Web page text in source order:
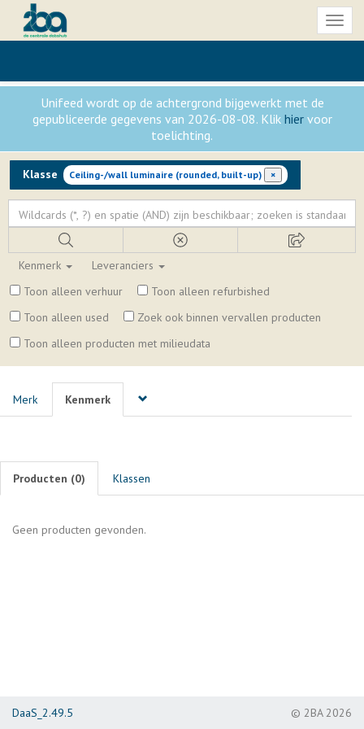
Unifeed wordt op de achtergrond bijgewerkt met de
gepubliceerde gegevens van 2026-08-08. Klik hiervoor
toelichting.
Klasse Ceiling-/wall luminaire (rounded, built-up) ×
Kenmerk
Leveranciers
Toon alleen verhuur
Toon alleen refurbished
Toon alleen used
Zoek ook binnen vervallen producten
Toon alleen producten met milieudata
Merk Kenmerk
Producten (0) Klassen
Geen producten gevonden.
DaaS_2.49.5 © 2BA 2026